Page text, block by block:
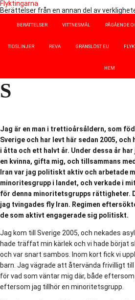
Flyktingarna
Berättelser från en annan del av
BERÄTTELSER VITTNESMÅL PÅGÅENDE
TIDSLINJER REVA GRÄNSLÖST EU
HEM
S
Jag är en man i trettioårsåldern, som
Sverige och har levt här sedan 2005,
i åtta och ett halvt år. Under dessa år
en kvinna, gifta mig, och tillsammans
Iran var jag politiskt aktiv och arbetade
minoritesgrupp i landet, och verkade i
för denna minoritetsgrupps rättigheter.
jag tvingades fly Iran. Regimen
de som aktivt engagerade sig politiskt.
Jag kom till Sverige 2005, och nekades
hade träffat min kärlek och vi hade börjat
och var snart sambos. Inom kort fick vi
barn. Jag vägrade att återvända frivilligt
för vad som väntar mig där, både
eftersom jag tillhör en minoritetsgrupp.